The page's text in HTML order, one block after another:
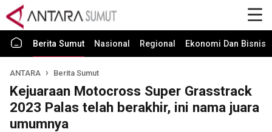
Berita Sumut Nasional Regional Ekonomi Dan Bisnis
ANTARA Berita Sumut
Kejuaraan Motocross Super Grasstrack
2023 Palas telah berakhir, ini nama juara
umumnya